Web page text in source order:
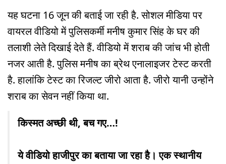
यह घटना 16 जून की बताई जा रही है. सोशल मीडिया पर
वायरल वीडियो में पुलिसकर्मी मनीष कुमार सिंह के घर की
तलाशी लेते दिखाई देते हैं. वीडियो में शराब की जांच भी होती
नजर आती है. पुलिस मनीष का ब्रेथ एनालाइजर टेस्ट करती
है. हालांकि टेस्ट का रिजल्ट जीरो आता है. जीरो यानी उन्होंने
शराब का सेवन नहीं किया था.
किस्मत अच्छी थी, बच गए…!
ये वीडियो हाजीपुर का बताया जा रहा है। एक स्थानीय